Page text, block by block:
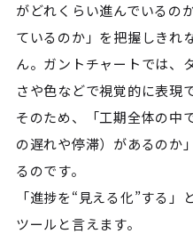
がどれくらい進んでいるの
ているのか」を把握しきれ
ん。ガントチャートでは、
さや色などで視覚的に表現
そのため、「工期全体の中
の遅れや停滞）があるのか
るのです。
「進捗を“見える化”する
ツールと言えます。